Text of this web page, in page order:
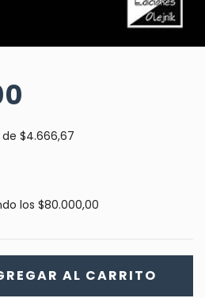
$4.666,67
los $80.000,00